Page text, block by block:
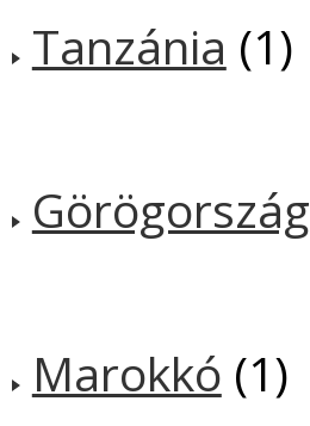
Tanzánia (1)
Görögország
Marokkó (1)